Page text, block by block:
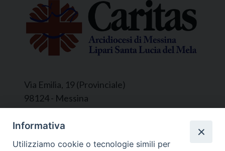
Via Emilia, 19 (Provinciale)
98124 - Messina
Segreteria e Amministrazione:
L’Ufficio è aperto tutti i giorni da lunedì a
venerdì, dalle ore 9.30 alle ore 12.30.
Informativa
Utilizziamo cookie o tecnologie simili per